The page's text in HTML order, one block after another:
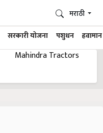
सरकारी योजना पशुधन हवामान
मराठी